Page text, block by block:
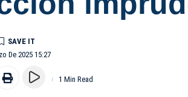
De 2025 15:27
1 Min Read